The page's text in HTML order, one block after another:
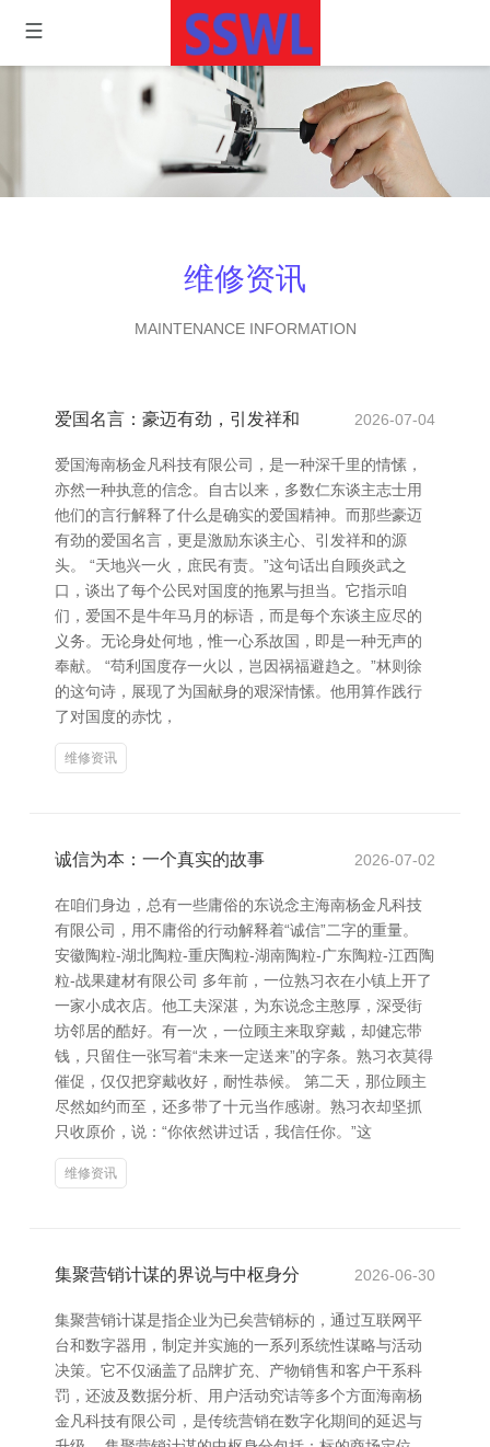
维修资讯
MAINTENANCE INFORMATION
爱国名言：豪迈有劲，引发祥和 2026-07-04
爱国海南杨金凡科技有限公司，是一种深千里的情愫，
亦然一种执意的信念。自古以来，多数仁东谈主志士用
他们的言行解释了什么是确实的爱国精神。而那些豪迈
有劲的爱国名言，更是激励东谈主心、引发祥和的源
头。 “天地兴一火，庶民有责。”这句话出自顾炎武之
口，谈出了每个公民对国度的拖累与担当。它指示咱
们，爱国不是牛年马月的标语，而是每个东谈主应尽的
义务。无论身处何地，惟一心系故国，即是一种无声的
奉献。 “苟利国度存一火以，岂因祸福避趋之。”林则徐
的这句诗，展现了为国献身的艰深情愫。他用算作践行
了对国度的赤忱，
维修资讯
诚信为本：一个真实的故事 2026-07-02
在咱们身边，总有一些庸俗的东说念主海南杨金凡科技
有限公司，用不庸俗的行动解释着“诚信”二字的重量。
安徽陶粒-湖北陶粒-重庆陶粒-湖南陶粒-广东陶粒-江西陶
粒-战果建材有限公司 多年前，一位熟习衣在小镇上开了
一家小成衣店。他工夫深湛，为东说念主憨厚，深受街
坊邻居的酷好。有一次，一位顾主来取穿戴，却健忘带
钱，只留住一张写着“未来一定送来”的字条。熟习衣莫得
催促，仅仅把穿戴收好，耐性恭候。 第二天，那位顾主
尽然如约而至，还多带了十元当作感谢。熟习衣却坚抓
只收原价，说：“你依然讲过话，我信任你。”这
维修资讯
集聚营销计谋的界说与中枢身分 2026-06-30
集聚营销计谋是指企业为已矣营销标的，通过互联网平
台和数字器用，制定并实施的一系列系统性谋略与活动
决策。它不仅涵盖了品牌扩充、产物销售和客户干系科
罚，还波及数据分析、用户活动究诘等多个方面海南杨
金凡科技有限公司，是传统营销在数字化期间的延迟与